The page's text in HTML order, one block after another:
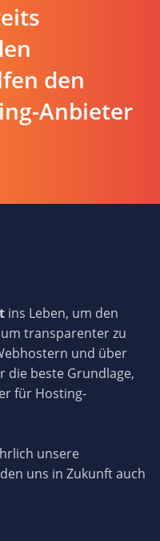
den
Anbieter
ins Leben, um den
transparenter zu
und über
die beste Grundlage,
für Hosting-
unsere
uns in Zukunft auch